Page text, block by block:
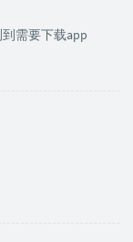
需要下载app